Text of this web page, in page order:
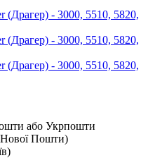
або Укрпошти
Пошти)